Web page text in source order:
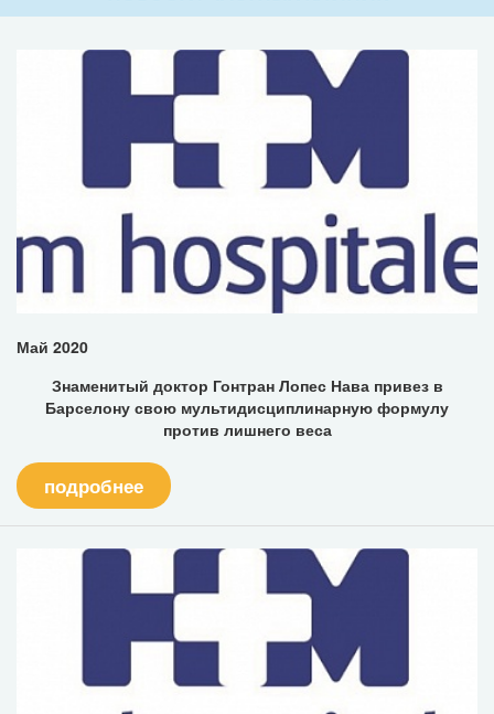
Май 2020
Знаменитый доктор Гонтран Лопес Нава привез в
Барселону свою мультидисциплинарную формулу
против лишнего веса
подробнее